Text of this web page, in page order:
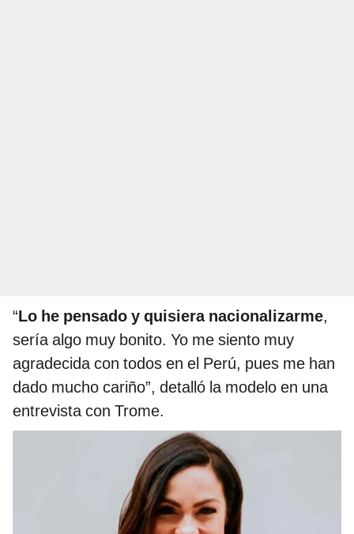
“Lo he pensado y quisiera nacionalizarme,
sería algo muy bonito. Yo me siento muy
agradecida con todos en el Perú, pues me han
dado mucho cariño”, detalló la modelo en una
entrevista con Trome.